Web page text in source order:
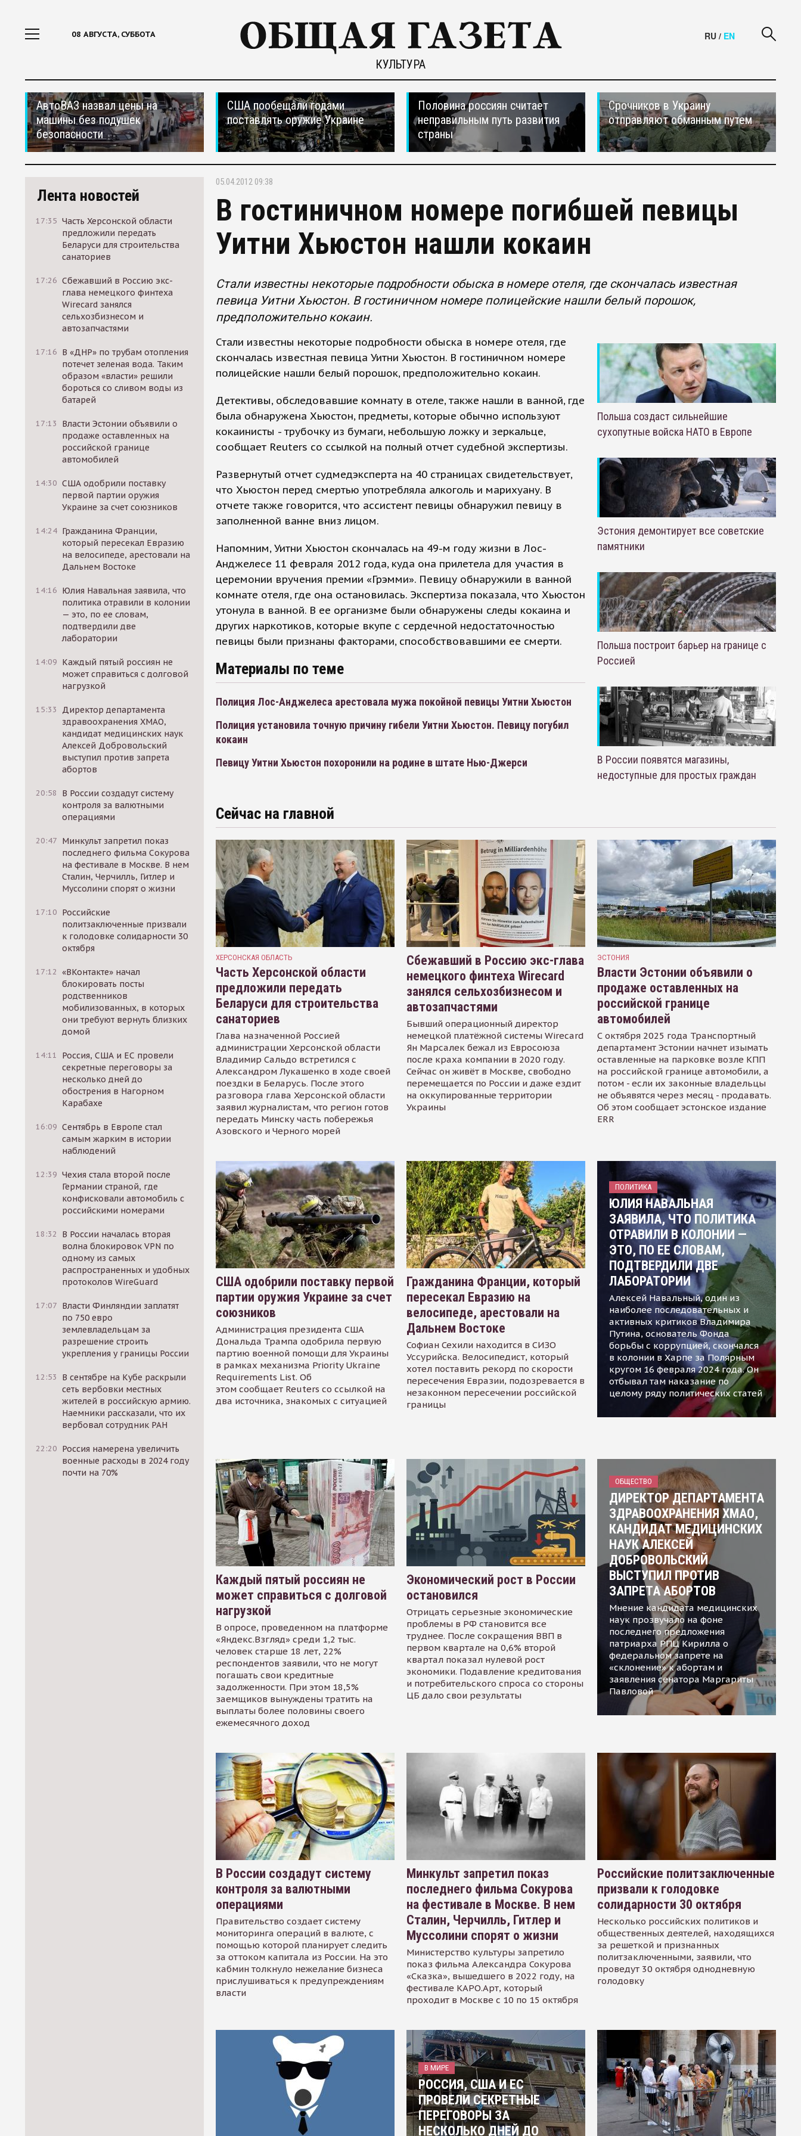
08 АВГУСТА, СУББОТА
КУЛЬТУРА
RU / EN
АвтоВАЗ назвал цены на
машины без подушек
безопасности
США пообещали годами
поставлять оружие Украине
Половина россиян считает
неправильным путь развития
страны
Срочников в Украину
отправляют обманным путем
Лента новостей
17:35 Часть Херсонской области
предложили передать
Беларуси для строительства
санаториев
17:26 Сбежавший в Россию экс-
глава немецкого финтеха
Wirecard занялся
сельхозбизнесом и
автозапчастями
17:16 В «ДНР» по трубам отопления
потечет зеленая вода. Таким
образом «власти» решили
бороться со сливом воды из
батарей
17:13
Власти Эстонии объявили о
продаже оставленных на
российской границе
автомобилей
14:30 США одобрили поставку
первой партии оружия
Украине за счет союзников
14:24 Гражданина Франции,
который пересекал Евразию
на велосипеде, арестовали на
Дальнем Востоке
14:16 Юлия Навальная заявила, что
политика отравили в колонии
— это, по ее словам,
подтвердили две
лаборатории
14:09 Каждый пятый россиян не
может справиться с долговой
нагрузкой
15:33
Директор департамента
здравоохранения ХМАО,
кандидат медицинских наук
Алексей Добровольский
выступил против запрета
абортов
20:58
В России создадут систему
контроля за валютными
операциями
20:47 Минкульт запретил показ
последнего фильма Сокурова
на фестивале в Москве. В нем
Сталин, Черчилль, Гитлер и
Муссолини спорят о жизни
17:10 Российские
политзаключенные призвали
к голодовке солидарности 30
октября
17:12 «ВКонтакте» начал
блокировать посты
родственников
мобилизованных, в которых
они требуют вернуть близких
домой
14:11
Россия, США и ЕС провели
секретные переговоры за
несколько дней до
обострения в Нагорном
Карабахе
16:09 Сентябрь в Европе стал
самым жарким в истории
наблюдений
12:39 Чехия стала второй после
Германии страной, где
конфисковали автомобиль с
российскими номерами
18:32
В России началась вторая
волна блокировок VPN по
одному из самых
распространенных и удобных
протоколов WireGuard
17:07 Власти Финляндии заплатят
по 750 евро
землевладельцам за
разрешение строить
укрепления у границы России
12:53
В сентябре на Кубе раскрыли
сеть вербовки местных
жителей в российскую армию.
Наемники рассказали, что их
вербовал сотрудник РАН
22:20 Россия намерена увеличить
военные расходы в 2024 году
почти на 70%
05.04.2012 09:38
В гостиничном номере погибшей певицы
Уитни Хьюстон нашли кокаин
Стали известны некоторые подробности обыска в номере отеля, где скончалась известная
певица Уитни Хьюстон. В гостиничном номере полицейские нашли белый порошок,
предположительно кокаин.
Стали известны некоторые подробности обыска в номере отеля, где
скончалась известная певица Уитни Хьюстон. В гостиничном номере
полицейские нашли белый порошок, предположительно кокаин.
Детективы, обследовавшие комнату в отеле, также нашли в ванной, где
была обнаружена Хьюстон, предметы, которые обычно используют
кокаинисты - трубочку из бумаги, небольшую ложку и зеркальце,
сообщает Reuters со ссылкой на полный отчет судебной экспертизы.
Развернутый отчет судмедэксперта на 40 страницах свидетельствует,
что Хьюстон перед смертью употребляла алкоголь и марихуану. В
отчете также говорится, что ассистент певицы обнаружил певицу в
заполненной ванне вниз лицом.
Напомним, Уитни Хьюстон скончалась на 49-м году жизни в Лос-
Анджелесе 11 февраля 2012 года, куда она прилетела для участия в
церемонии вручения премии «Грэмми». Певицу обнаружили в ванной
комнате отеля, где она остановилась. Экспертиза показала, что Хьюстон
утонула в ванной. В ее организме были обнаружены следы кокаина и
других наркотиков, которые вкупе с сердечной недостаточностью
певицы были признаны факторами, способствовавшими ее смерти.
Материалы по теме
Полиция Лос-Анджелеса арестовала мужа покойной певицы Уитни Хьюстон
Полиция установила точную причину гибели Уитни Хьюстон. Певицу погубил
кокаин
Певицу Уитни Хьюстон похоронили на родине в штате Нью-Джерси
Польша создаст сильнейшие
сухопутные войска НАТО в Европе
Эстония демонтирует все советские
памятники
Польша построит барьер на границе с
Россией
В России появятся магазины,
недоступные для простых граждан
Сейчас на главной
ХЕРСОНСКАЯ ОБЛАСТЬ
Часть Херсонской области
предложили передать
Беларуси для строительства
санаториев
Глава назначенной Россией
администрации Херсонской области
Владимир Сальдо встретился с
Александром Лукашенко в ходе своей
поездки в Беларусь. После этого
разговора глава Херсонской области
заявил журналистам, что регион готов
передать Минску часть побережья
Азовского и Черного морей
Сбежавший в Россию экс-глава
немецкого финтеха Wirecard
занялся сельхозбизнесом и
автозапчастями
Бывший операционный директор
немецкой платёжной системы Wirecard
Ян Марсалек бежал из Евросоюза
после краха компании в 2020 году.
Сейчас он живёт в Москве, свободно
перемещается по России и даже ездит
на оккупированные территории
Украины
ЭСТОНИЯ
Власти Эстонии объявили о
продаже оставленных на
российской границе
автомобилей
С октября 2025 года Транспортный
департамент Эстонии начнет изымать
оставленные на парковке возле КПП
на российской границе автомобили, а
потом - если их законные владельцы
не объявятся через месяц - продавать.
Об этом сообщает эстонское издание
ERR
США одобрили поставку первой
партии оружия Украине за счет
союзников
Администрация президента США
Дональда Трампа одобрила первую
партию военной помощи для Украины
в рамках механизма Priority Ukraine
Requirements List. Об
этом сообщает Reuters со ссылкой на
два источника, знакомых с ситуацией
Гражданина Франции, который
пересекал Евразию на
велосипеде, арестовали на
Дальнем Востоке
Софиан Сехили находится в СИЗО
Уссурийска. Велосипедист, который
хотел поставить рекорд по скорости
пересечения Евразии, подозревается в
незаконном пересечении российской
границы
ПОЛИТИКА
ЮЛИЯ НАВАЛЬНАЯ
ЗАЯВИЛА, ЧТО ПОЛИТИКА
ОТРАВИЛИ В КОЛОНИИ —
ЭТО, ПО ЕЕ СЛОВАМ,
ПОДТВЕРДИЛИ ДВЕ
ЛАБОРАТОРИИ
Алексей Навальный, один из
наиболее последовательных и
активных критиков Владимира
Путина, основатель Фонда
борьбы с коррупцией, скончался
в колонии в Харпе за Полярным
кругом 16 февраля 2024 года. Он
отбывал там наказание по
целому ряду политических статей
Каждый пятый россиян не
может справиться с долговой
нагрузкой
В опросе, проведенном на платформе
«Яндекс.Взгляд» среди 1,2 тыс.
человек старше 18 лет, 22%
респондентов заявили, что не могут
погашать свои кредитные
задолженности. При этом 18,5%
заемщиков вынуждены тратить на
выплаты более половины своего
ежемесячного доход
Экономический рост в России
остановился
Отрицать серьезные экономические
проблемы в РФ становится все
труднее. После сокращения ВВП в
первом квартале на 0,6% второй
квартал показал нулевой рост
экономики. Подавление кредитования
и потребительского спроса со стороны
ЦБ дало свои результаты
ОБЩЕСТВО
ДИРЕКТОР ДЕПАРТАМЕНТА
ЗДРАВООХРАНЕНИЯ ХМАО,
КАНДИДАТ МЕДИЦИНСКИХ
НАУК АЛЕКСЕЙ
ДОБРОВОЛЬСКИЙ
ВЫСТУПИЛ ПРОТИВ
ЗАПРЕТА АБОРТОВ
Мнение кандидата медицинских
наук прозвучало на фоне
последнего предложения
патриарха РПЦ Кирилла о
федеральном запрете на
«склонение» к абортам и
заявления сенатора Маргариты
Павловой
В России создадут систему
контроля за валютными
операциями
Правительство создает систему
мониторинга операций в валюте, с
помощью которой планирует следить
за оттоком капитала из России. На это
кабмин толкнуло нежелание бизнеса
прислушиваться к предупреждениям
власти
Минкульт запретил показ
последнего фильма Сокурова
на фестивале в Москве. В нем
Сталин, Черчилль, Гитлер и
Муссолини спорят о жизни
Министерство культуры запретило
показ фильма Александра Сокурова
«Сказка», вышедшего в 2022 году, на
фестивале КАРО.Арт, который
проходит в Москве с 10 по 15 октября
Российские политзаключенные
призвали к голодовке
солидарности 30 октября
Несколько российских политиков и
общественных деятелей, находящихся
за решеткой и признанных
политзаключенными, заявили, что
проведут 30 октября однодневную
голодовку
В МИРЕ
РОССИЯ, США И ЕС
ПРОВЕЛИ СЕКРЕТНЫЕ
ПЕРЕГОВОРЫ ЗА
НЕСКОЛЬКО ДНЕЙ ДО